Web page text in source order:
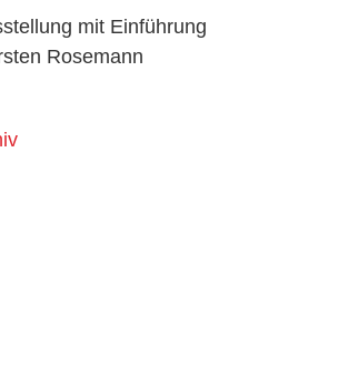
mit Einführung
Rosemann